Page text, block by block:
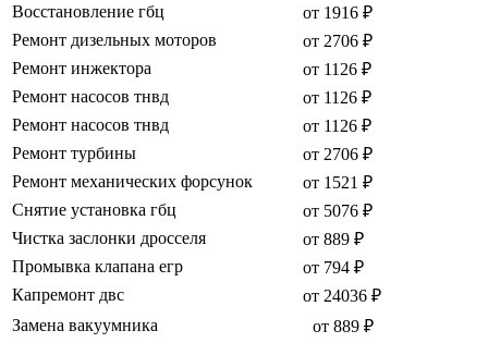
Восстановление гбц
от 1916 ₽
Ремонт дизельных моторов
от 2706 ₽
Ремонт инжектора
от 1126 ₽
Ремонт насосов тнвд
от 1126 ₽
Ремонт насосов тнвд
от 1126 ₽
Ремонт турбины
от 2706 ₽
Ремонт механических форсунок
от 1521 ₽
Снятие установка гбц
от 5076 ₽
Чистка заслонки дросселя
от 889 ₽
Промывка клапана егр
от 794 ₽
Капремонт двс
от 24036 ₽
Замена вакуумника
от 889 ₽